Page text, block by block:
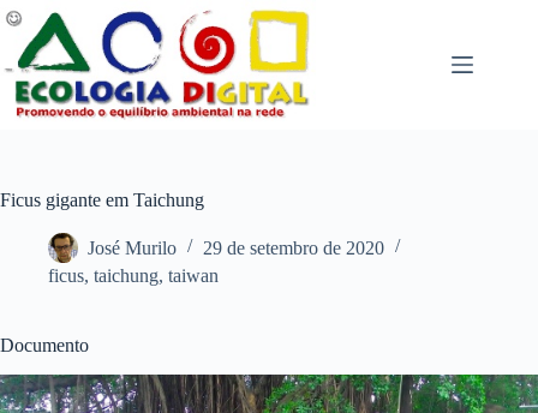
Pular
para
conteúdo
Ficus gigante em Taichung
José Murilo
29 de setembro de 2020
ficus, taichung, taiwan
Documento